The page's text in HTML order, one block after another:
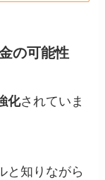
の可能性
化されていま
と知りながら